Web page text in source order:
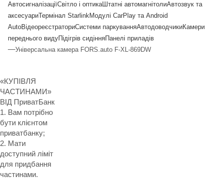
АвтосигналізаціїСвітло і оптикаШтатні автомагнітолиАвтозвук та
аксесуариТермінал StarlinkМодулі CarPlay та Android
AutoВідеореєстраториСистеми паркуванняАвтодоводчикиКамери
переднього видуПідігрів сидінняПанелі приладів
—Універсальна камера FORS.auto F-XL-869DW
«КУПІВЛЯ
ЧАСТИНАМИ»
ВІД ПриватБанк
1. Вам потрібно
бути клієнтом
приватбанку;
2. Мати
доступний ліміт
для придбання
частинами.